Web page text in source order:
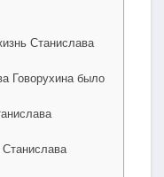
Станислава
Говорухина было